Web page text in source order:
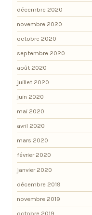
décembre 2020
novembre 2020
octobre 2020
septembre 2020
août 2020
juillet 2020
juin 2020
mai 2020
avril 2020
mars 2020
février 2020
janvier 2020
décembre 2019
novembre 2019
octobre 2019